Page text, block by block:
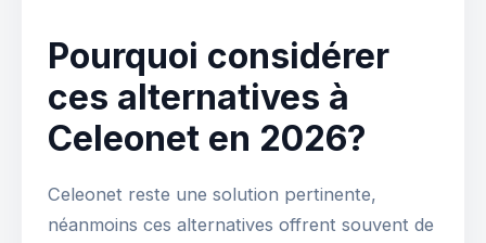
Pourquoi considérer
ces alternatives à
Celeonet en 2026?
Celeonet reste une solution pertinente,
néanmoins ces alternatives offrent souvent de